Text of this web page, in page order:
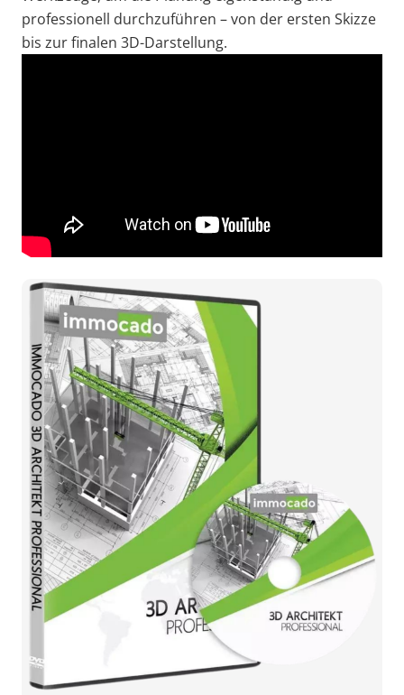
professionell durchzuführen – von der ersten Skizze
bis zur finalen 3D-Darstellung.